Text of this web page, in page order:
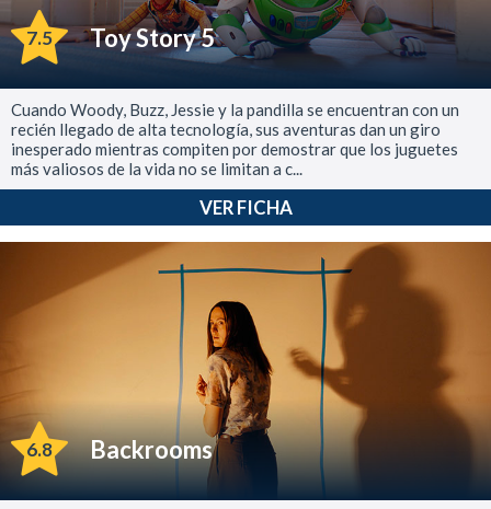
7.5 Toy Story 5
Cuando Woody, Buzz, Jessie y la pandilla se encuentran con un
recién llegado de alta tecnología, sus aventuras dan un giro
inesperado mientras compiten por demostrar que los juguetes
más valiosos de la vida no se limitan a c...
VER FICHA
6.8 Backrooms